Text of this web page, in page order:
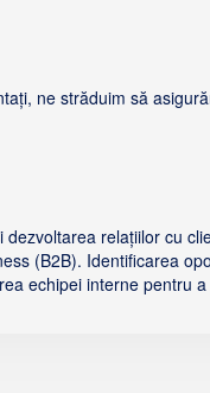
ne străduim să
relațiilor cu
(B2B). Identificarea
echipei interne pentru